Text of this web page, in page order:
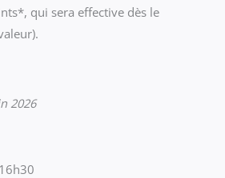
qui sera effective dès le
2026